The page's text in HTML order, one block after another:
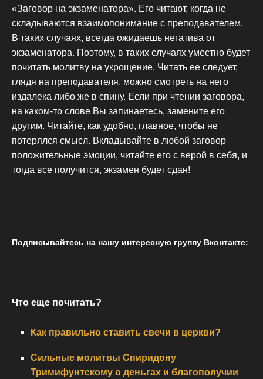
«Заговор на экзаменатора». Его читают, когда не
складываются взаимопонимание с преподавателем.
В таких случаях, всегда ожидаешь негатива от
экзаменатора. Поэтому, в таких случаях уместно будет
почитать молитву на укрощение. Читать ее следует,
глядя на преподавателя, можно смотреть на него
издалека либо же в спину. Если при чтении заговора,
на каком-то слове Вы запинаетесь, замените его
другим. Читайте, как удобно, главное, чтобы не
потерялся смысл. Вкладывайте в любой заговор
положительные эмоции, читайте его с верой в себя, и
тогда все получится, экзамен будет сдан!
Подписывайтесь на нашу интересную группу Вконтакте:
Что еще почитать?
Как правильно ставить свечи в церкви?
Сильные молитвы Спиридону
Тримифунтскому о деньгах и благополучии